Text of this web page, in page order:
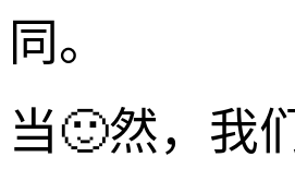
同。
当🙂然，我